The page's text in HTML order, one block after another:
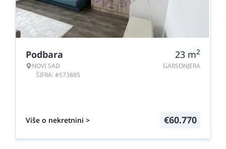
Podbara
NOVI SAD
ŠIFRA: #573885
23 m2
GARSONJERA
Više o nekretnini > €60.770